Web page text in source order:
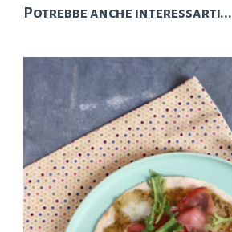
Potrebbe anche interessarti...